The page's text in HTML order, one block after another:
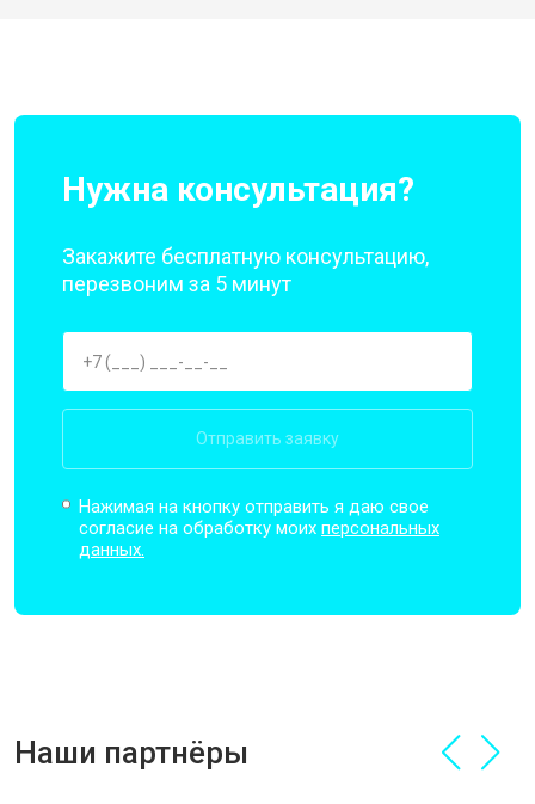
Нужна консультация?
Закажите бесплатную консультацию,
перезвоним за 5 минут
Отправить заявку
Нажимая на кнопку отправить я даю свое
согласие на обработку моихперсональных
данных.
Наши партнёры